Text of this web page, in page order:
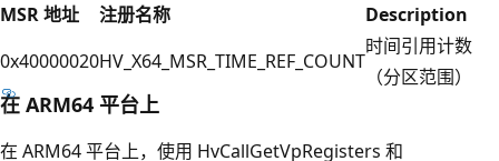
MSR 地址
注册名称
Description
0x40000020HV_X64_MSR_TIME_REF_COUNT
时间引用计数
（分区范围）
在 ARM64 平台上
在 ARM64 平台上，使用 HvCallGetVpRegisters 和